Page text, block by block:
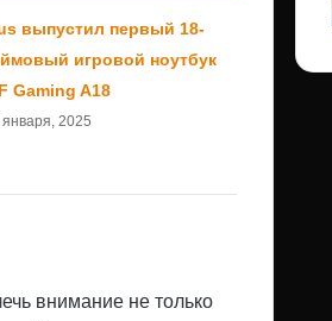
выпустил первый 18-
игровой ноутбук
Gaming A18
января, 2025
внимание не только